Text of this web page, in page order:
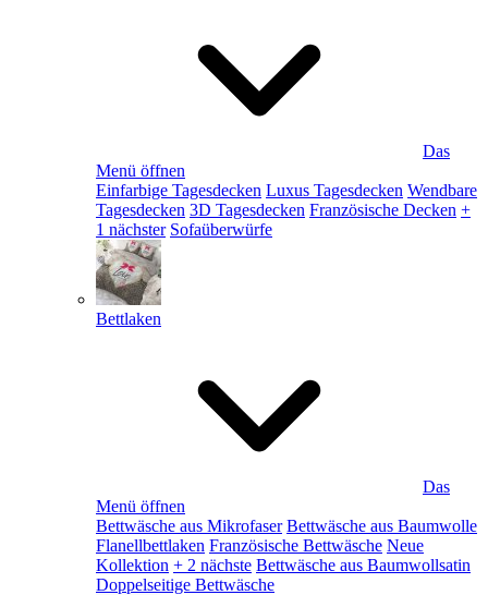
Das
Menü öffnen
Einfarbige Tagesdecken Luxus Tagesdecken Wendbare
Tagesdecken 3D Tagesdecken Französische Decken +
1 nächster Sofaüberwürfe
Bettlaken
Das
Menü öffnen
Bettwäsche aus Mikrofaser Bettwäsche aus Baumwolle
Flanellbettlaken Französische Bettwäsche Neue
Kollektion + 2 nächste Bettwäsche aus Baumwollsatin
Doppelseitige Bettwäsche